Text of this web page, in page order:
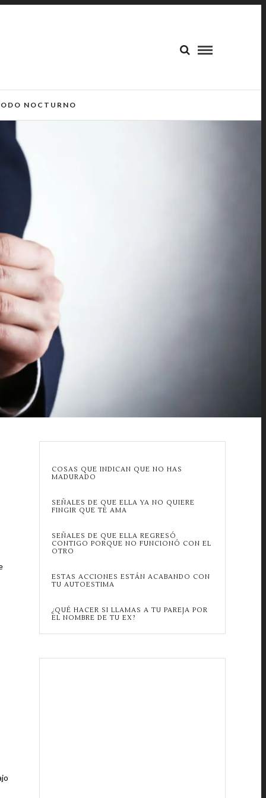
NOCTURNO
COSAS QUE INDICAN QUE NO HAS
MADURADO
SEÑALES DE QUE ELLA YA NO QUIERE
FINGIR QUE TE AMA
SEÑALES DE QUE ELLA REGRESÓ
CONTIGO PORQUE NO FUNCIONÓ CON EL
OTRO
ESTAS ACCIONES ESTÁN ACABANDO CON
TU AUTOESTIMA
¿QUÉ HACER SI LLAMAS A TU PAREJA POR
EL NOMBRE DE TU EX?